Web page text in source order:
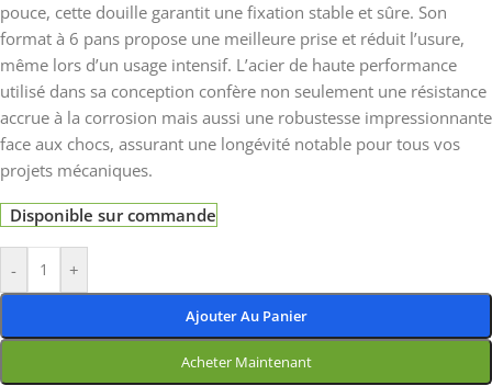
pouce, cette douille garantit une fixation stable et sûre. Son
format à 6 pans propose une meilleure prise et réduit l’usure,
même lors d’un usage intensif. L’acier de haute performance
utilisé dans sa conception confère non seulement une résistance
accrue à la corrosion mais aussi une robustesse impressionnante
face aux chocs, assurant une longévité notable pour tous vos
projets mécaniques.
Disponible sur commande
- +
Ajouter Au Panier
Acheter Maintenant